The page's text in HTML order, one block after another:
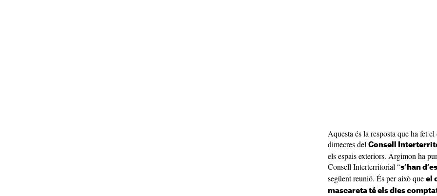
Aquesta és la resposta que ha fet
dimecres del Consell
els espais exteriors. Argimon ha
Consell Interterritorial “s’han
següent reunió. És per això que el
mascareta té els dies